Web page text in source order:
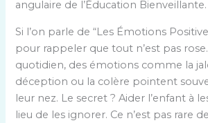
angulaire de l’Éducation Bienveillante.
Si l’on parle de “Les Émotions
pour rappeler que tout n’est pas
quotidien, des émotions comme la
déception ou la colère pointent
leur nez. Le secret ? Aider l’enfant à
lieu de les ignorer. Ce n’est pas rare